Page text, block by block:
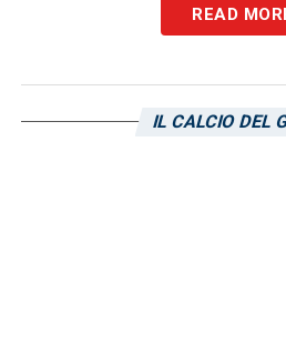
READ
IL CALCIO DEL